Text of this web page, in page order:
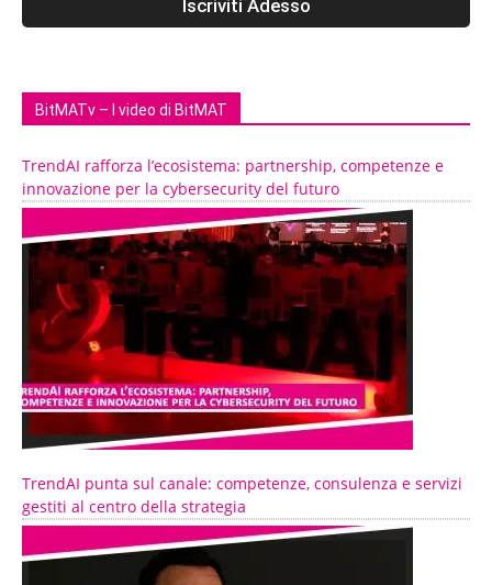
BitMATv – I video di BitMAT
TrendAI rafforza l’ecosistema: partnership, competenze e
innovazione per la cybersecurity del futuro
TrendAI punta sul canale: competenze, consulenza e servizi
gestiti al centro della strategia